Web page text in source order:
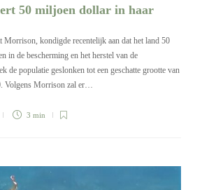
50 miljoen dollar in haar
Morrison, kondigde recentelijk aan dat het land 50
in de bescherming en het herstel van de
de populatie geslonken tot een geschatte grootte van
Volgens Morrison zal er…
3 min